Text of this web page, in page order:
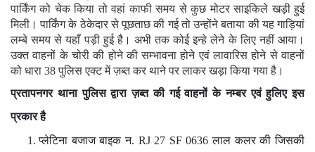
पार्किंग को चेक किया तो वहां काफी समय से कुछ मोटर साइकिले खड़ी हुई
मिली। पार्किंग के ठेकेदार से पूछताछ की गई तो उन्होंने बताया की यह गाड़ियां
लम्बे समय से यहाँ पड़ी हुई है। अभी तक कोई इन्हे लेने के लिए नहीं आया।
उक्त वाहनों के चोरी की होने की सम्भावना होने एवं लावारिस होने से वाहनों
को धारा 38 पुलिस एक्ट में ज़ब्त कर थाने पर लाकर खड़ा किया गया है।
प्रतापनगर थाना पुलिस द्वारा ज़ब्त की गई वाहनों के नम्बर एवं हुलिए इस
प्रकार है
प्लेटिना बजाज बाइक न. RJ 27 SF 0636 लाल कलर की जिसकी